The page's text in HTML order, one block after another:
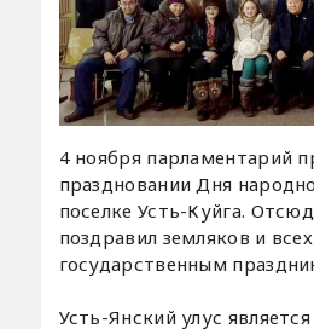
4 ноября парламентарий
праздновании Дня
поселке Усть-Куйга.
поздравил земляков и
государственным
Усть-Янский улус